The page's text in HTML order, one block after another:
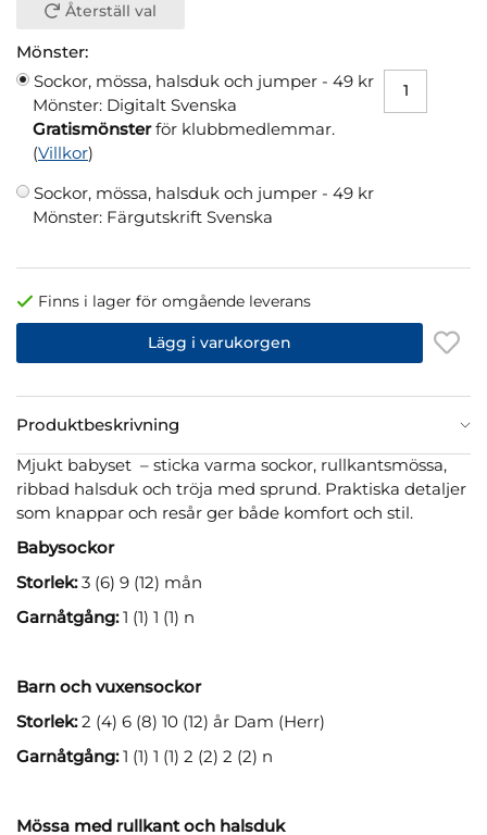
Återställ val
Mönster:
Sockor, mössa, halsduk och jumper - 49 kr
Mönster: Digitalt Svenska
Gratismönsterför klubbmedlemmar.
(Villkor)
Sockor, mössa, halsduk och jumper - 49 kr
Mönster: Färgutskrift Svenska
Finns i lager för omgående leverans
Lägg i varukorgen
Produktbeskrivning
Mjukt babyset – sticka varma sockor, rullkantsmössa,
ribbad halsduk och tröja med sprund. Praktiska detaljer
som knappar och resår ger både komfort och stil.
Babysockor
Storlek:3 (6) 9 (12) mån
Garnåtgång:1 (1) 1 (1) n
Barn och vuxensockor
Storlek:2 (4) 6 (8) 10 (12) år Dam (Herr)
Garnåtgång:1 (1) 1 (1) 2 (2) 2 (2) n
Mössa med rullkant och halsduk